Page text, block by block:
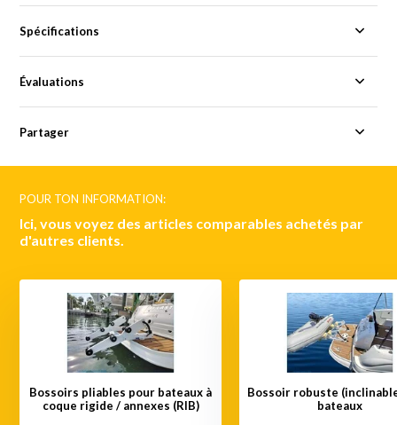
Spécifications
Évaluations
Partager
POUR TON INFORMATION:
Ici, vous voyez des articles comparables achetés par
d'autres clients.
Bossoirs pliables pour bateaux à
coque rigide / annexes (RIB)
Bossoir robuste
bateaux